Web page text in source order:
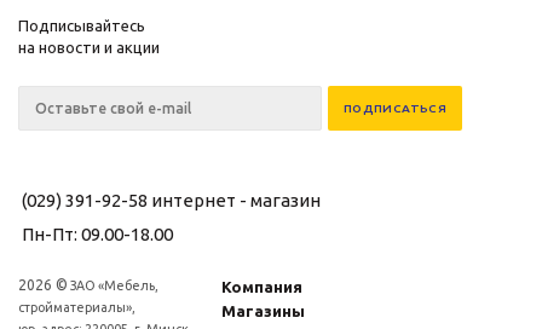
Подписывайтесь
на новости и акции
(029) 391-92-58 интернет - магазин
Пн-Пт: 09.00-18.00
2026 © ЗАО «Мебель,
стройматериалы»,
Компания
Магазины